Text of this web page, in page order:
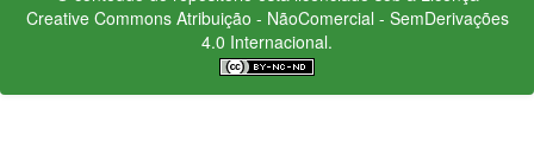
Creative CommonsAtribuição - NãoComercial - SemDerivações
4.0 Internacional.